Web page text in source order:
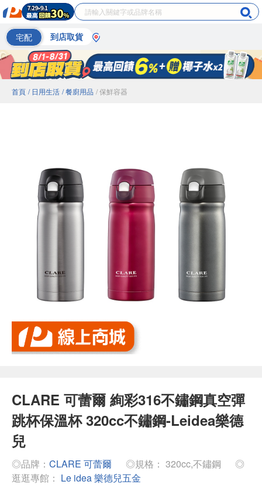
宅配 到店取貨
首頁 / 日用生活 / 餐廚用品 / 保鮮容器
CLARE 可蕾爾 絢彩316不鏽鋼真空彈
跳杯保溫杯 320cc不鏽鋼-Leidea樂德
兒
◎品牌： CLARE 可蕾爾 ◎規格： 320cc,不鏽鋼
◎
逛逛專館： Le idea 樂德兒五金